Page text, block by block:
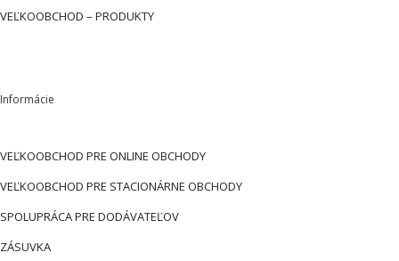
VEĽKOOBCHOD – PRODUKTY
Informácie
VEĽKOOBCHOD PRE ONLINE OBCHODY
VEĽKOOBCHOD PRE STACIONÁRNE OBCHODY
SPOLUPRÁCA PRE DODÁVATEĽOV
ZÁSUVKA